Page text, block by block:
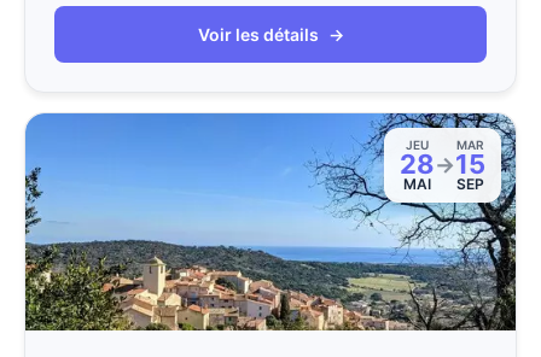
Voir les détails →
JEU
28
MAI
→
MAR
15
SEP